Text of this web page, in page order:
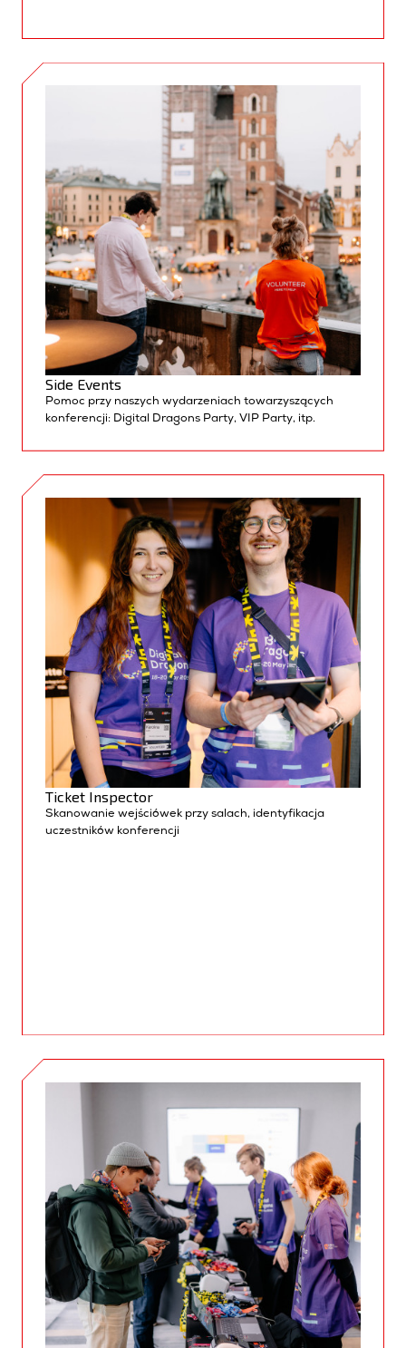
Side Events
Pomoc przy naszych wydarzeniach towarzyszących
konferencji: Digital DragonsParty,VIP Party, itp.
Ticket Inspector
Skanowanie wejściówek przy salach, identyfikacja
uczestników konferencji